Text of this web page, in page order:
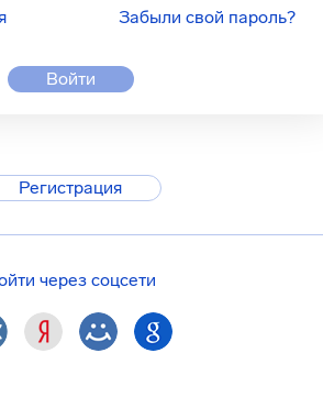
Забыли свой пароль?
Войти
Регистрация
через соцсети